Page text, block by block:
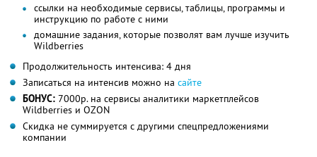
ссылки на необходимые сервисы, таблицы, программы и
инструкцию по работе с ними
домашние задания, которые позволят вам лучше изучить
Wildberries
Продолжительность интенсива: 4 дня
Записаться на интенсив можно на сайте
БОНУС: 7000р. на сервисы аналитики маркетплейсов
Wildberries и OZON
Скидка не суммируется с другими спецпредложениями
компании